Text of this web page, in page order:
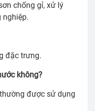
chống gỉ, xử lý
nghiệp.
đặc trưng.
không?
được sử dụng